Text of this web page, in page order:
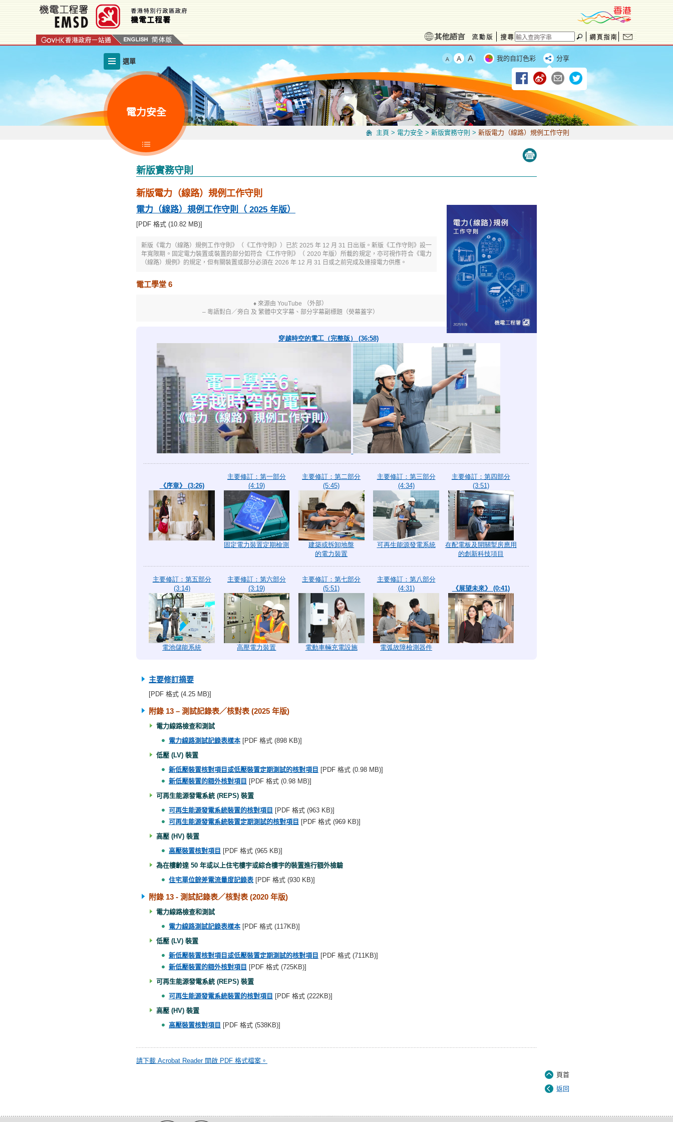
容
選單 我的自訂色彩 分享
電力安全
主頁 > 電力安全 > 新版實務守則 > 新版電力（線路）規例工作守則
新版實務守則
新版電力（線路）規例工作守則
電力（線路）規例工作守則（ 2025 年版）
[PDF 格式 (10.82 MB)]
新版《電力（線路）規例工作守則》（《工作守則》）已於 2025 年 12 月 31 日出版。新版《工作守則》 設一
年寬限期 。 固定電力裝置或裝置的部分如符合《工作守則》（ 2020 年版）所載的規定，亦可視作符合《電力
（線路）規例》的規定，但有關裝置或部分必須在 2026 年 12 月 31 日或之前完成及連接電力供應。
電工學堂 6
♦ 來源由 YouTube （外部）
– 粵語對白／旁白 及 繁體中文字幕、部分字幕副標題（熒幕蓋字）
穿越時空的電工（完整版） (36:58)
《序章》 (3:26)
主要修訂：第一部分
(4:19)
固定電力裝置定期檢測
主要修訂：第二部分
(5:45)
建築或拆卸地盤
的電力裝置
主要修訂：第三部分
(4:34)
可再生能源發電系統
主要修訂：第四部分
(3:51)
在配電板及開關掣房應用
的創新科技項目
主要修訂：第五部分
(3:14)
電池儲能系統
主要修訂：第六部分
(3:19)
高壓電力裝置
主要修訂：第七部分
(5:51)
電動車輛充電設施
主要修訂：第八部分
(4:31)
電弧故障檢測器件
《展望未來》 (0:41)
主要修訂摘要
[PDF 格式 (4.25 MB)]
附錄 13 – 測試記錄表／核對表 (2025 年版)
電力線路檢查和測試
電力線路測試記錄表樣本 [PDF 格式 (898 KB)]
低壓 (LV) 裝置
新低壓裝置核對項目或低壓裝置定期測試的核對項目 [PDF 格式 (0.98 MB)]
新低壓裝置的額外核對項目 [PDF 格式 (0.98 MB)]
可再生能源發電系統 (REPS) 裝置
可再生能源發電系統裝置的核對項目 [PDF 格式 (963 KB)]
可再生能源發電系統裝置定期測試的核對項目 [PDF 格式 (969 KB)]
高壓 (HV) 裝置
高壓裝置核對項目 [PDF 格式 (965 KB)]
為在樓齡達 50 年或以上住宅樓宇或綜合樓宇的裝置進行額外檢驗
住宅單位餘差電流量度記錄表 [PDF 格式 (930 KB)]
附錄 13 - 測試記錄表／核對表 (2020 年版)
電力線路檢查和測試
電力線路測試記錄表樣本 [PDF 格式 (117KB)]
低壓 (LV) 裝置
新低壓裝置核對項目或低壓裝置定期測試的核對項目 [PDF 格式 (711KB)]
新低壓裝置的額外核對項目 [PDF 格式 (725KB)]
可再生能源發電系統 (REPS) 裝置
可再生能源發電系統裝置的核對項目 [PDF 格式 (222KB)]
高壓 (HV) 裝置
高壓裝置核對項目 [PDF 格式 (538KB)]
請下載 Acrobat Reader 開啟 PDF 格式檔案。
頁首
返回